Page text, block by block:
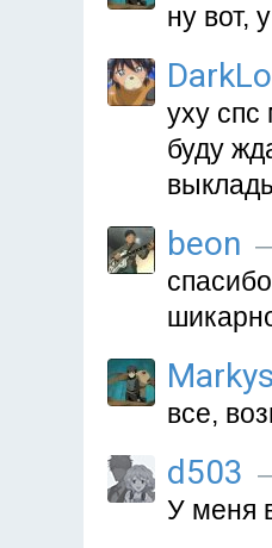
ну вот,
уху
буду
beon
все,
d503
У меня